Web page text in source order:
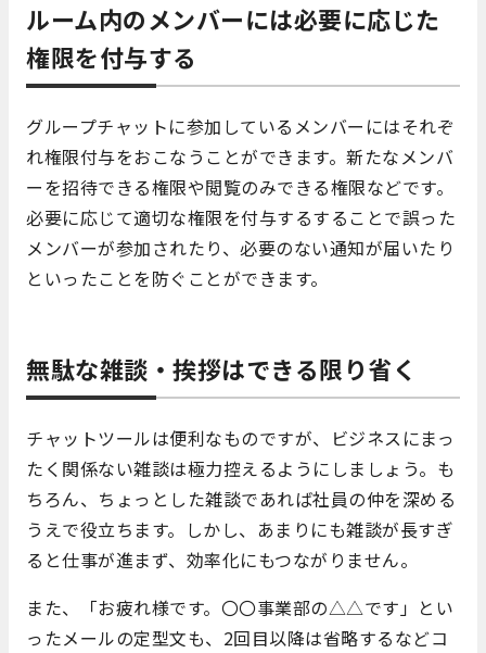
ルーム内のメンバーには必要に応じた
権限を付与する
グループチャットに参加しているメンバーにはそれぞ
れ権限付与をおこなうことができます。新たなメンバ
ーを招待できる権限や閲覧のみできる権限などです。
必要に応じて適切な権限を付与するすることで誤った
メンバーが参加されたり、必要のない通知が届いたり
といったことを防ぐことができます。
無駄な雑談・挨拶はできる限り省く
チャットツールは便利なものですが、ビジネスにまっ
たく関係ない雑談は極力控えるようにしましょう。も
ちろん、ちょっとした雑談であれば社員の仲を深める
うえで役立ちます。しかし、あまりにも雑談が長すぎ
ると仕事が進まず、効率化にもつながりません。
また、「お疲れ様です。〇〇事業部の△△です」とい
ったメールの定型文も、2回目以降は省略するなどコ